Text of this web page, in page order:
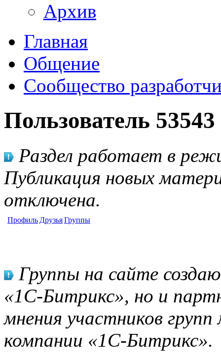
Архив
Главная
Общение
Сообщество
Пользователь 53543
Раздел работает в
Публикация новых
отключена.
Профиль ДрузьяГруппы
Группы на сайте
«1С-Битрикс», но и
мнения участников
компании «1С-Битрикс».